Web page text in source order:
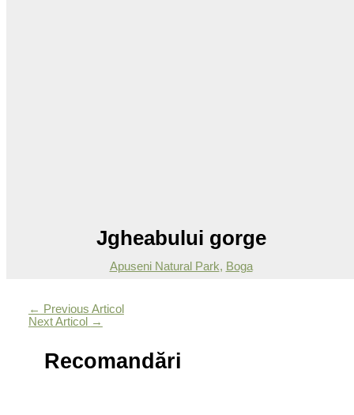
Jgheabului gorge
Apuseni Natural Park,Boga
←Previous Articol
Next Articol→
Recomandări